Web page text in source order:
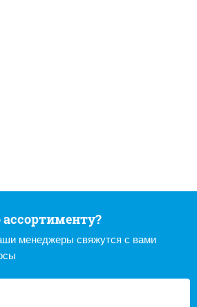
менеджеры свяжутся с вами